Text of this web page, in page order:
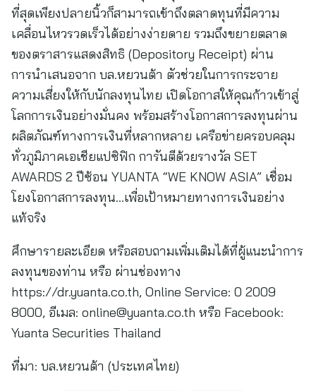
ที่สุดเพียงปลายนิ้วก็สามารถเข้าถึงตลาดทุนที่มีความ
เคลื่อนไหวรวดเร็วได้อย่างง่ายดาย รวมถึงขยายตลาด
ของตราสารแสดงสิทธิ (Depository Receipt) ผ่าน
การนำเสนอจาก บล.หยวนต้า ตัวช่วยในการกระจาย
ความเสี่ยงให้กับนักลงทุนไทย เปิดโอกาสให้คุณก้าวเข้าสู่
โลกการเงินอย่างมั่นคง พร้อมสร้างโอกาสการลงทุนผ่าน
ผลิตภัณฑ์ทางการเงินที่หลากหลาย เครือข่ายครอบคลุม
ทั่วภูมิภาคเอเชียแปซิฟิก การันตีด้วยรางวัล SET
AWARDS 2 ปีซ้อน YUANTA “WE KNOW ASIA” เชื่อม
โยงโอกาสการลงทุน…เพื่อเป้าหมายทางการเงินอย่าง
แท้จริง
ศึกษารายละเอียด หรือสอบถามเพิ่มเติมได้ที่ผู้แนะนำการ
ลงทุนของท่าน หรือ ผ่านช่องทาง
https://dr.yuanta.co.th, Online Service: 0 2009
8000, อีเมล: online@yuanta.co.th หรือ Facebook:
Yuanta Securities Thailand
ที่มา: บล.หยวนต้า (ประเทศไทย)